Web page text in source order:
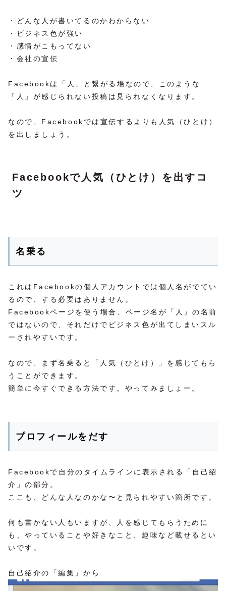
・どんな人が書いてるのかわからない
・ビジネス色が強い
・感情がこもってない
・会社の宣伝
Facebookは「人」と繋がる場なので、このような
「人」が感じられない投稿は見られなくなります。
なので、Facebookでは宣伝するよりも人気（ひとけ）
を出しましょう。
Facebookで人気（ひとけ）を出すコ
ツ
名乗る
これはFacebookの個人アカウントでは個人名がでてい
るので、する必要はありません。
Facebookページを使う場合、ページ名が「人」の名前
ではないので、それだけでビジネス色が出てしまいスル
ーされやすいです。
なので、まず名乗ると「人気（ひとけ）」を感じてもら
うことができます。
簡単に今すぐできる方法です。やってみましょー。
プロフィールをだす
Facebookで自分のタイムラインに表示される「自己紹
介」の部分。
ここも、どんな人なのかな〜と見られやすい箇所です。
何も書かない人もいますが、人を感じてもらうために
も、やっていることや好きなこと、趣味など載せるとい
いです。
自己紹介の「編集」から